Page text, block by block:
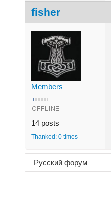
fisher
Members
14 posts
Thanked: 0 times